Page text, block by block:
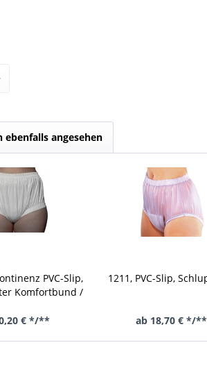
ebenfalls angesehen
PVC-Slip,
Komfortbund /
€ */**
1211, PVC-Slip,
ab 18,70 € */**